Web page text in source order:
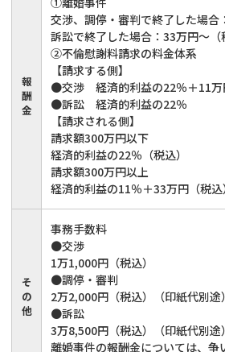
報
酬
金
交渉、調停・審判で終了した場合
訴訟で終了した場合：33万円～（
②不倫慰謝料請求の料金体系
【請求する側】
●交渉 経済的利益の22％＋11万
●訴訟 経済的利益の22％
【請求される側】
請求額300万円以下
経済的利益の22％（税込）
請求額300万円以上
経済的利益の11％＋33万円（税込
そ
の
他
事務手数料
●交渉
1万1,000円（税込）
●調停・審判
2万2,000円（税込）（印紙代別途）
●訴訟
3万8,500円（税込）（印紙代別途）
離婚事件の報酬金については、争